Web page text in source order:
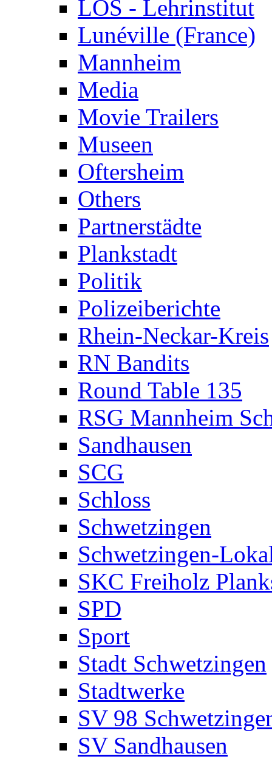
LOS - Lehrinstitut
Lunéville (France)
Mannheim
Media
Movie Trailers
Museen
Oftersheim
Others
Partnerstädte
Plankstadt
Politik
Polizeiberichte
Rhein-Neckar-Kreis
RN Bandits
Round Table 135
RSG Mannheim
Sandhausen
SCG
Schloss
Schwetzingen
Schwetzingen-
SKC Freiholz
SPD
Sport
Stadt Schwetzingen
Stadtwerke
SV 98
SV Sandhausen